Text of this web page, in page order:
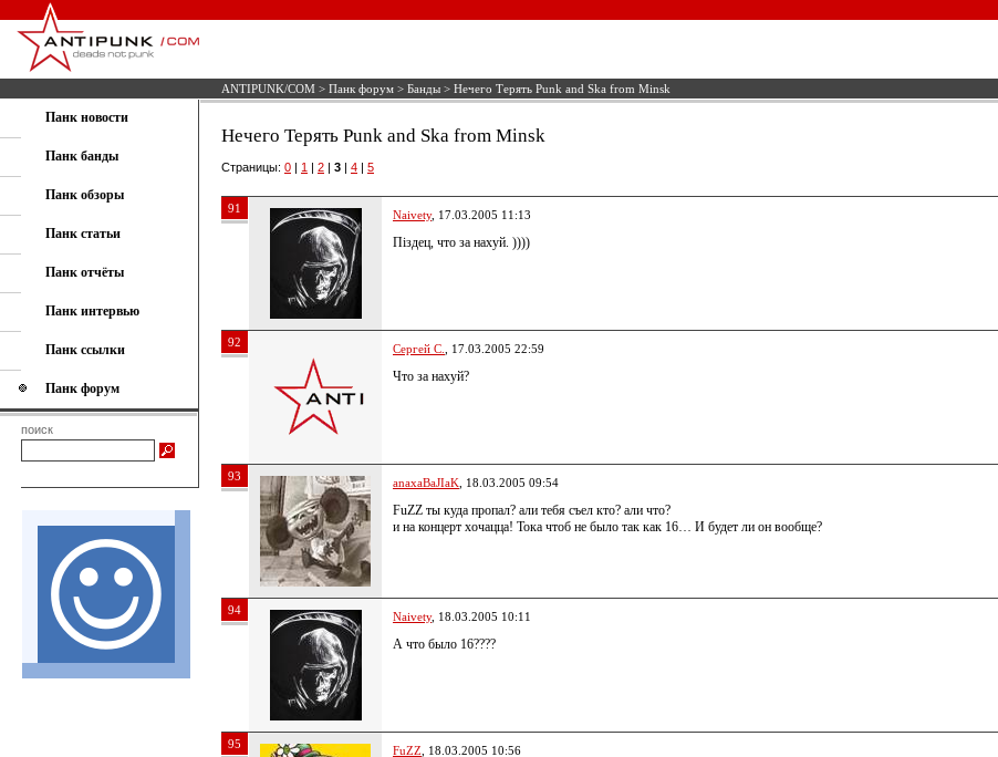
ANTIPUNK/COM > Панк форум > Банды > Нечего Терять Punk and Ska from Minsk
Панк новости
Панк банды
Панк обзоры
Панк статьи
Панк отчёты
Панк интервью
Панк ссылки
Панк форум
поиск
Нечего Терять Punk and Ska from Minsk
Страницы: 0 | 1 | 2 | 3 | 4 | 5
91 Naivety, 17.03.2005 11:13
Піздец, что за нахуй. ))))
92 Сергей С. , 17.03.2005 22:59
Что за нахуй?
93 anaxaBaJIaK , 18.03.2005 09:54
FuZZ ты куда пропал? али тебя съел кто? али что?
и на концерт хочацца! Тока чтоб не было так как 16… И будет ли он вообще?
94 Naivety, 18.03.2005 10:11
А что было 16????
95 FuZZ , 18.03.2005 10:56